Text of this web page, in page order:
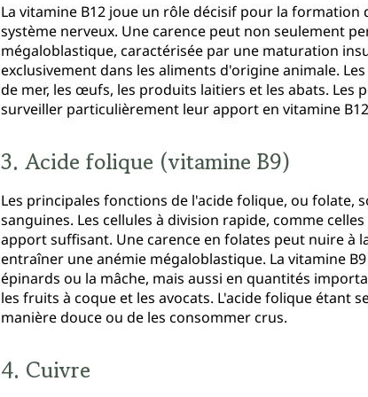
La vitamine B12 joue un rôle décisif pour la
système nerveux. Une carence peut non seulement
mégaloblastique, caractérisée par une maturation
exclusivement dans les aliments d'origine animale.
de mer, les œufs, les produits laitiers et les abats.
surveiller particulièrement leur apport en vitamine
3. Acide folique (vitamine B9)
Les principales fonctions de l'acide folique, ou folate,
sanguines. Les cellules à division rapide, comme
apport suffisant. Une carence en folates peut nuire à
entraîner une anémie mégaloblastique. La vitamine
épinards ou la mâche, mais aussi en quantités
les fruits à coque et les avocats. L'acide folique étant
manière douce ou de les consommer crus.
4. Cuivre